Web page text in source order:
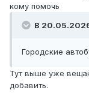
кому помочь
В 20.05.2026
Городские
Тут выше уже
добавить.